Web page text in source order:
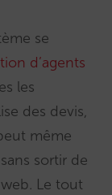
se
d’agents
les
des devis,
même
sortir de
Le tout